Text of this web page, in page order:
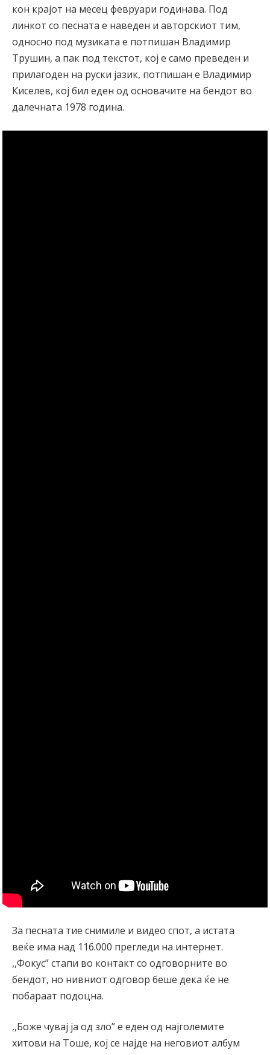
кон крајот на месец февруари годинава. Под
линкот со песната е наведен и авторскиот тим,
односно под музиката е потпишан Владимир
Трушин, а пак под текстот, кој е само преведен и
прилагоден на руски јазик, потпишан е Владимир
Киселев, кој бил еден од основачите на бендот во
далечната 1978 година.
За песната тие снимиле и видео спот, а истата
веќе има над 116.000 прегледи на интернет.
,,Фокус” стапи во контакт со одговорните во
бендот, но нивниот одговор беше дека ќе не
побараат подоцна.
,,Боже чувај ја од зло” е еден од најголемите
хитови на Тоше, кој се најде на неговиот албум